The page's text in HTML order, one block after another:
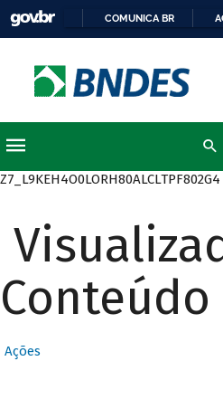
COMUNICA BR
Z7_L9KEH4O0LORH80ALCLTPF802G4
Conteúdo
Ações